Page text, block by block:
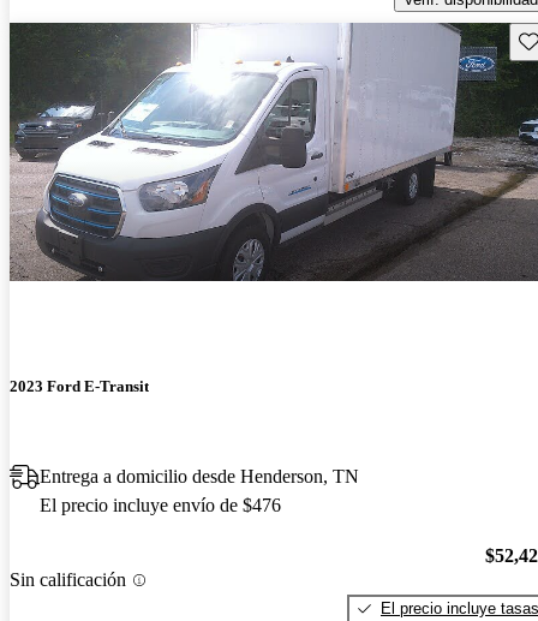
2023 Ford E-Transit
Entrega a domicilio desde Henderson, TN
El precio incluye envío de $476
Sin calificación
El precio incluye tasas